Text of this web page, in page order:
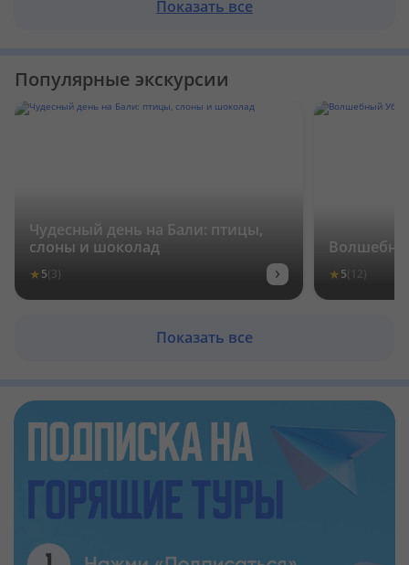
Показать все
Популярные экскурсии
Чудесный день на Бали: птицы,
слоны и шоколад
★5(3) › ★5 (12)
Показать все